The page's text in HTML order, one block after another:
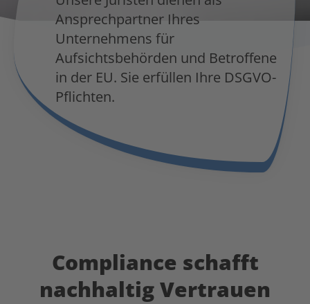
Ansprechpartner Ihres
Unternehmens für
Aufsichtsbehörden und Betroffene
in der EU. Sie erfüllen Ihre DSGVO-
Pflichten.
Compliance schafft
nachhaltig Vertrauen